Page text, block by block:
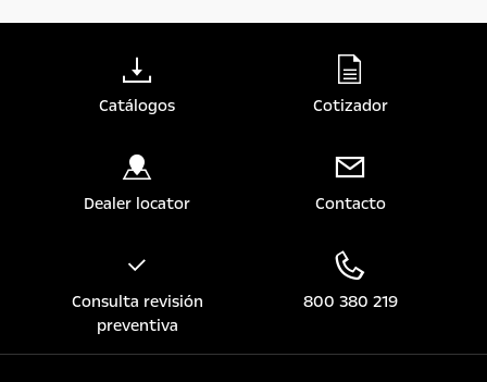
Catálogos Cotizador
Dealer locator Contacto
Consulta revisión
preventiva
800 380 219